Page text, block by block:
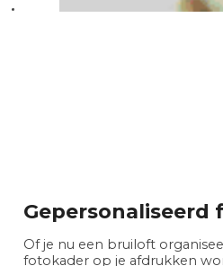
Of je nu een bruiloft
fotokader op je afdrukken